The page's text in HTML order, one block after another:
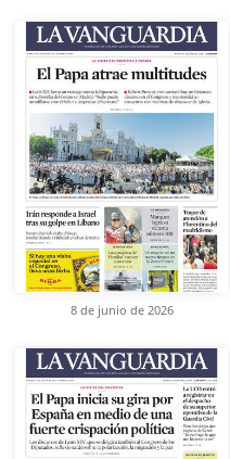
8 de junio de 2026